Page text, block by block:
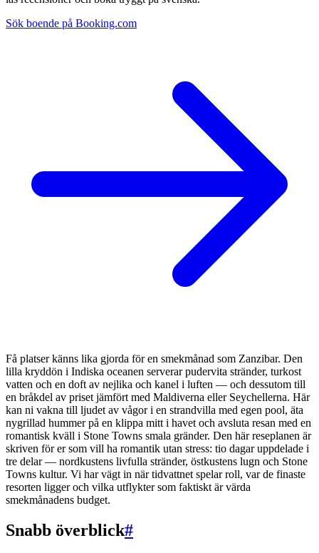
Sök boende på Booking.com
Få platser känns lika gjorda för en smekmånad som Zanzibar. Den
lilla kryddön i Indiska oceanen serverar pudervita stränder, turkost
vatten och en doft av nejlika och kanel i luften — och dessutom till
en bråkdel av priset jämfört med Maldiverna eller Seychellerna. Här
kan ni vakna till ljudet av vågor i en strandvilla med egen pool, äta
nygrillad hummer på en klippa mitt i havet och avsluta resan med en
romantisk kväll i Stone Towns smala gränder. Den här reseplanen är
skriven för er som vill ha romantik utan stress: tio dagar uppdelade i
tre delar — nordkustens livfulla stränder, östkustens lugn och Stone
Towns kultur. Vi har vägt in när tidvattnet spelar roll, var de finaste
resorten ligger och vilka utflykter som faktiskt är värda
smekmånadens budget.
Snabb överblick#